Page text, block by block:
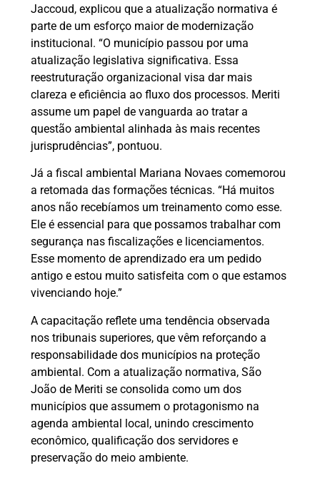
Jaccoud, explicou que a atualização normativa é
parte de um esforço maior de modernização
institucional. “O município passou por uma
atualização legislativa significativa. Essa
reestruturação organizacional visa dar mais
clareza e eficiência ao fluxo dos processos. Meriti
assume um papel de vanguarda ao tratar a
questão ambiental alinhada às mais recentes
jurisprudências”, pontuou.
Já a fiscal ambiental Mariana Novaes comemorou
a retomada das formações técnicas. “Há muitos
anos não recebíamos um treinamento como esse.
Ele é essencial para que possamos trabalhar com
segurança nas fiscalizações e licenciamentos.
Esse momento de aprendizado era um pedido
antigo e estou muito satisfeita com o que estamos
vivenciando hoje.”
A capacitação reflete uma tendência observada
nos tribunais superiores, que vêm reforçando a
responsabilidade dos municípios na proteção
ambiental. Com a atualização normativa, São
João de Meriti se consolida como um dos
municípios que assumem o protagonismo na
agenda ambiental local, unindo crescimento
econômico, qualificação dos servidores e
preservação do meio ambiente.